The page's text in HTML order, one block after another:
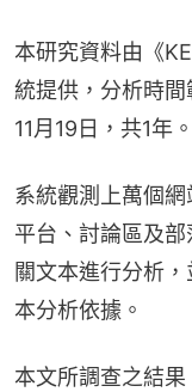
本研究資料由《
統提供，分析時
11月19日，共1年。
系統觀測上萬個
平台、討論區及
關文本進行分析
本分析依據。
本文所調查之結